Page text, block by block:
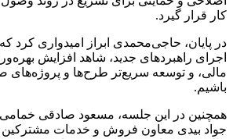
کار قرار گیرد.
در پایان، حاجی‌محمدی ابراز امیدواری کرد
اجرای راهبردهای جدید، شاهد افزایش
مالی، و توسعه سریع‌تر طرح‌ها و پروژه‌های
باشیم.
همچنین در این جلسه، مسعود صادقی
جواد بیدی معاون فروش و خدمات